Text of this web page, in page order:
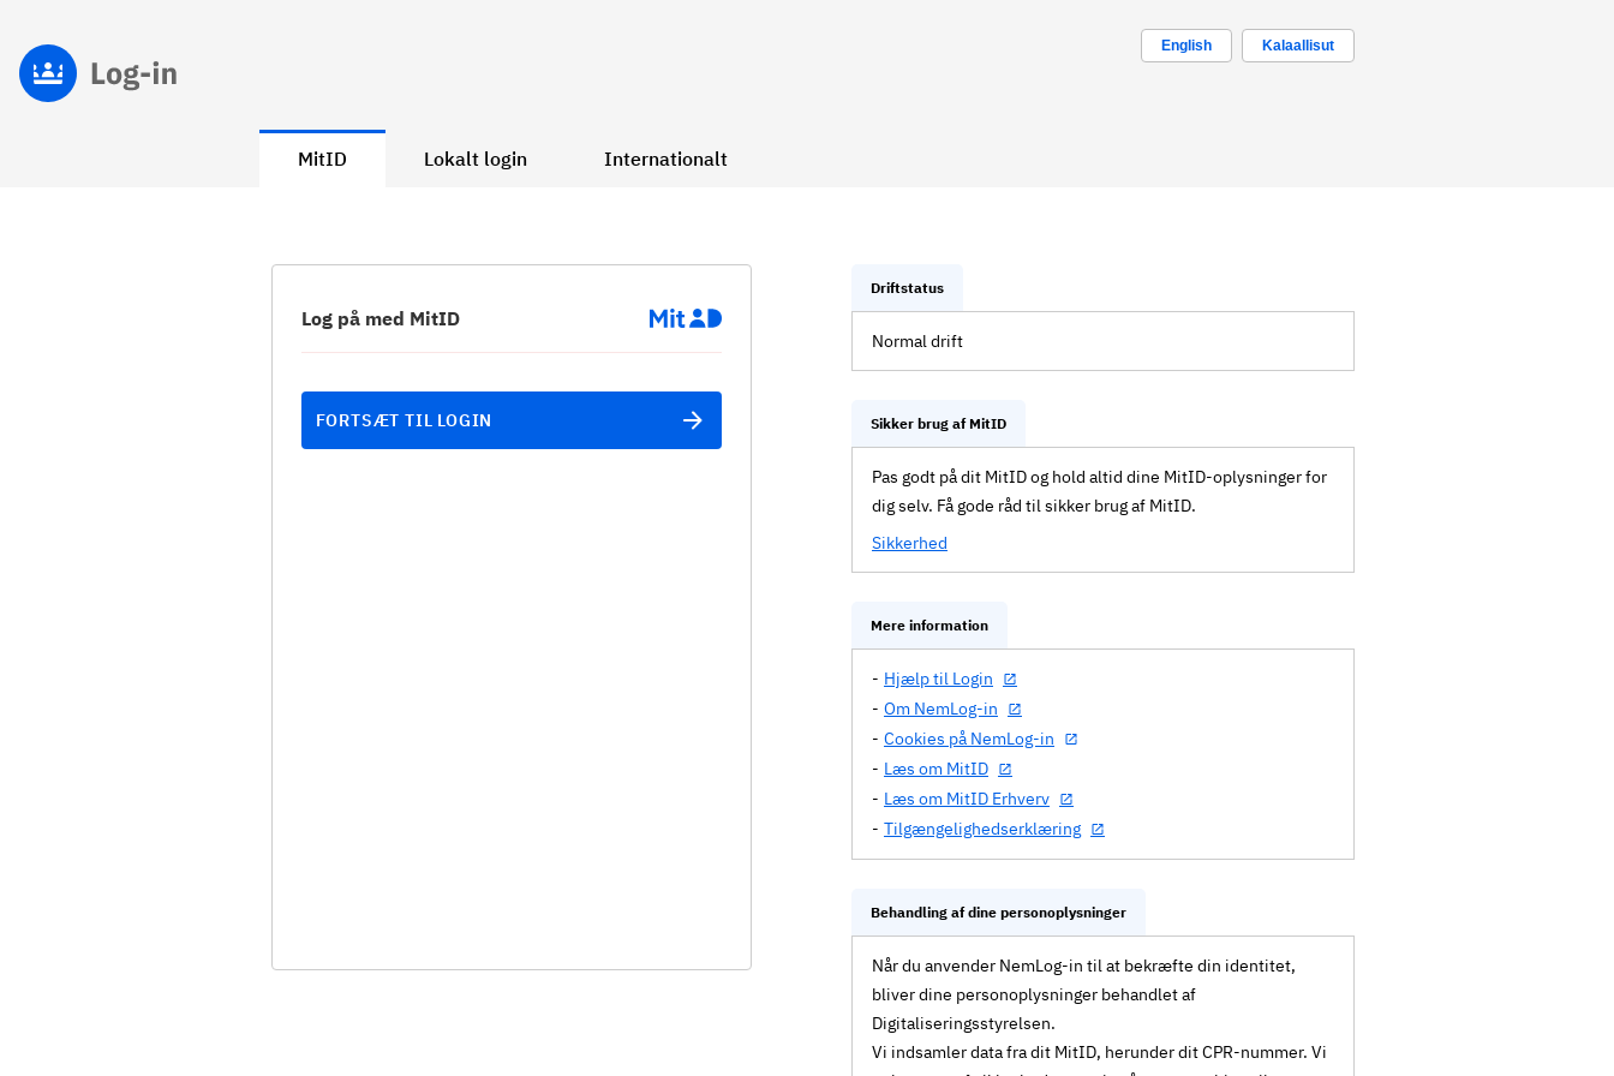
English Kalaallisut
MitID Lokalt login Internationalt
Log på med MitID
FORTSÆT TIL LOGIN
Driftstatus
Normal drift
Sikker brug af MitID
Pas godt på dit MitID og hold altid dine MitID-oplysninger for
dig selv. Få gode råd til sikker brug af MitID.
Sikkerhed
Mere information
Hjælp til Login
Om NemLog-in
Cookies på NemLog-in
Læs om MitID
Læs om MitID Erhverv
Tilgængelighedserklæring
Behandling af dine personoplysninger
Når du anvender NemLog-in til at bekræfte din identitet,
bliver dine personoplysninger behandlet af
Digitaliseringsstyrelsen.
Vi indsamler data fra dit MitID, herunder dit CPR-nummer. Vi